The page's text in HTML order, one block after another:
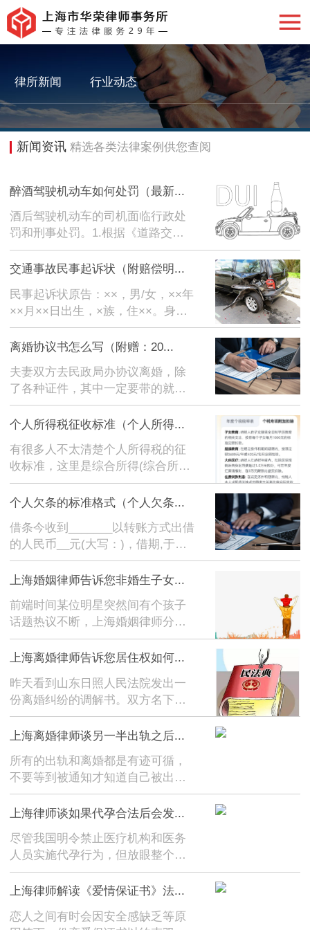
新闻资讯
律所新闻 行业动态
新闻资讯 精选各类法律案例供您查阅
醉酒驾驶机动车如何处罚（最新...
酒后驾驶机动车的司机面临行政处
罚和刑事处罚。1.根据《道路交通
安全法》第九十一条的规定，行政
处罚包括三种情形：1.酒后驾驶非
理部门限制，吊销机动车驾驶证，
依法追究刑事责任...
交通事故民事起诉状（附赔偿明...
民事起诉状原告：××，男/女，××年
××月××日出生，×族，住××。身份
证号：××，联系方式：××。被告：
××，男/女，××年××月××日出生，×
离婚协议书怎么写（附赠：20...
夫妻双方去民政局办协议离婚，除
了各种证件，其中一定要带的就是
离婚协议书。很多朋友感到迷茫，
不知道离婚协议书怎么写，担心自
那么，一份完整的离婚协议书要怎
么写呢?一、写明双方...
个人所得税征收标准（个人所得...
有很多人不太清楚个人所得税的征
收标准，这里是综合所得(综合所得
具体包括工资薪金所得、劳务报酬
所得、稿酬所得、特许权使用费所
考!
个人欠条的标准格式（个人欠条...
借条今收到_______以转账方式出借
的人民币__元(大写：)，借期,于每
月月底支付利息元，到期归还本
金。逾期未还，则按当期一年期贷
期利息。如借款人逾期偿还借款，
出...
上海婚姻律师告诉您非婚生子女...
前端时间某位明星突然间有个孩子
话题热议不断，上海婚姻律师分享
《民法典婚姻家庭编》规定，非婚
生子女与婚生子女具有同样的法律
户口、入学、享受医保服务以及未
直接抚养人支付抚养费...
上海离婚律师告诉您居住权如何...
昨天看到山东日照人民法院发出一
份离婚纠纷的调解书。双方名下有
三套房，男方急于求得自由，愿意
净身出户，放弃全部财产。但男方
是日照法院做出了第一份居住权的
调解书。确定，三套房...
上海离婚律师谈另一半出轨之后...
所有的出轨和离婚都是有迹可循，
不要等到被通知才知道自己被出
轨。在出轨这件事儿上，我曾经遇
到过形形色色的当事人。【误解1】
怎么才能让他净身出户？这个时
候，我一般反问：是哪条...
上海律师谈如果代孕合法后会发...
尽管我国明令禁止医疗机构和医务
人员实施代孕行为，但放眼整个世
界，代孕行为合法化的国家并不是
个例。凤凰网曾经报道，乌克兰即
孕价格低廉被称为“国际代孕中心”。
上海律师解读《爱情保证书》法...
恋人之间有时会因安全感缺乏等原